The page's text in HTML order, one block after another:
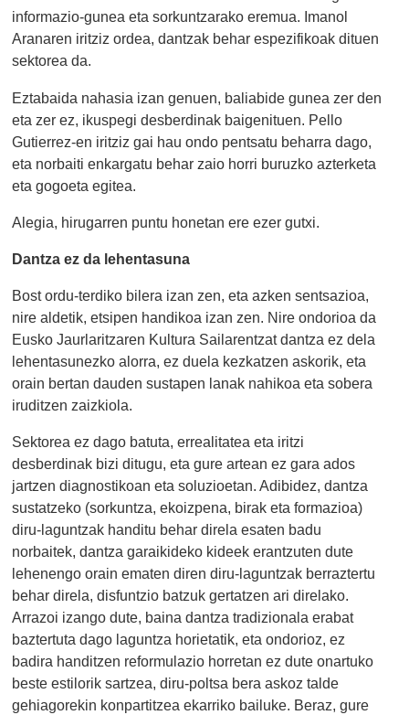
informazio-gunea eta sorkuntzarako eremua. Imanol
Aranaren iritziz ordea, dantzak behar espezifikoak dituen
sektorea da.
Eztabaida nahasia izan genuen, baliabide gunea zer den
eta zer ez, ikuspegi desberdinak baigenituen. Pello
Gutierrez-en iritziz gai hau ondo pentsatu beharra dago,
eta norbaiti enkargatu behar zaio horri buruzko azterketa
eta gogoeta egitea.
Alegia, hirugarren puntu honetan ere ezer gutxi.
Dantza ez da lehentasuna
Bost ordu-terdiko bilera izan zen, eta azken sentsazioa,
nire aldetik, etsipen handikoa izan zen. Nire ondorioa da
Eusko Jaurlaritzaren Kultura Sailarentzat dantza ez dela
lehentasunezko alorra, ez duela kezkatzen askorik, eta
orain bertan dauden sustapen lanak nahikoa eta sobera
iruditzen zaizkiola.
Sektorea ez dago batuta, errealitatea eta iritzi
desberdinak bizi ditugu, eta gure artean ez gara ados
jartzen diagnostikoan eta soluzioetan. Adibidez, dantza
sustatzeko (sorkuntza, ekoizpena, birak eta formazioa)
diru-laguntzak handitu behar direla esaten badu
norbaitek, dantza garaikideko kideek erantzuten dute
lehenengo orain ematen diren diru-laguntzak berraztertu
behar direla, disfuntzio batzuk gertatzen ari direlako.
Arrazoi izango dute, baina dantza tradizionala erabat
baztertuta dago laguntza horietatik, eta ondorioz, ez
badira handitzen reformulazio horretan ez dute onartuko
beste estilorik sartzea, diru-poltsa bera askoz talde
gehiagorekin konpartitzea ekarriko bailuke. Beraz, gure